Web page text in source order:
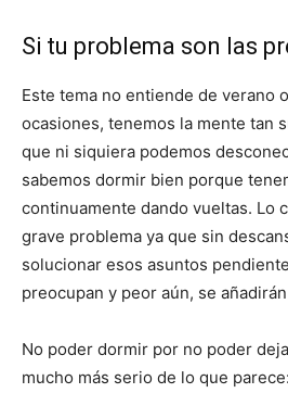
Si tu problema son las
Este tema no entiende de verano
ocasiones, tenemos la mente tan
que ni siquiera podemos
sabemos dormir bien porque
continuamente dando vueltas. Lo
grave problema ya que sin
solucionar esos asuntos
preocupan y peor aún, se
No poder dormir por no poder
mucho más serio de lo que